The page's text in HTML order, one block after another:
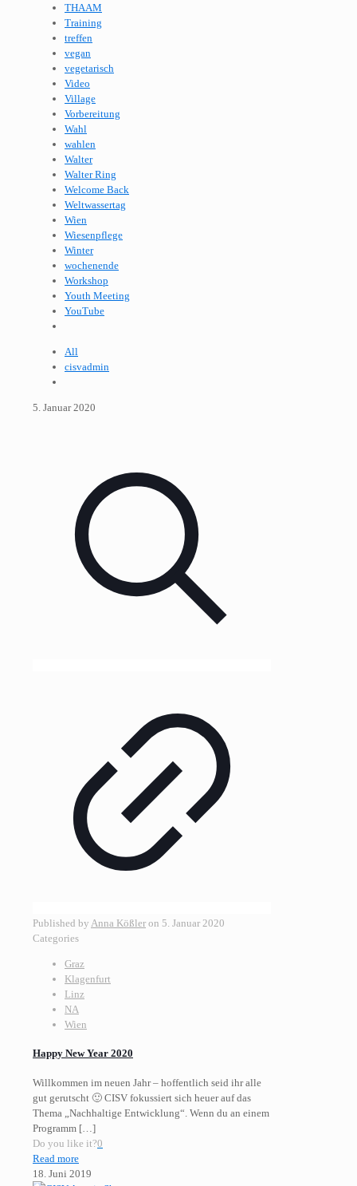
THAAM
Training
treffen
vegan
vegetarisch
Video
Village
Vorbereitung
Wahl
wahlen
Walter
Walter Ring
Welcome Back
Weltwassertag
Wien
Wiesenpflege
Winter
wochenende
Workshop
Youth Meeting
YouTube
All
cisvadmin
5. Januar 2020
Published by Anna Kößler on 5. Januar 2020
Categories
Graz
Klagenfurt
Linz
NA
Wien
Happy New Year 2020
Willkommen im neuen Jahr – hoffentlich seid ihr alle
gut gerutscht 🙂 CISV fokussiert sich heuer auf das
Thema „Nachhaltige Entwicklung“. Wenn du an einem
Programm […]
Do you like it?0
Read more
18. Juni 2019